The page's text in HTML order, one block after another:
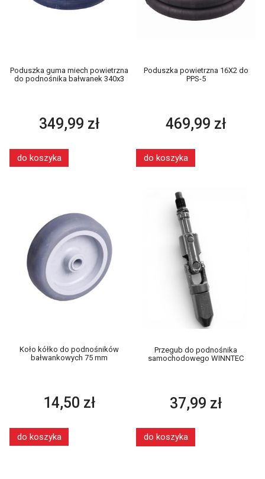
Poduszka guma miech powietrzna
do podnośnika bałwanek 340x3
349,99 zł
do koszyka
Poduszka powietrzna 16X2 do
PPS-5
469,99 zł
do koszyka
Koło kółko do podnośników
bałwankowych 75 mm
14,50 zł
do koszyka
Przegub do podnośnika
samochodowego WINNTEC
37,99 zł
do koszyka